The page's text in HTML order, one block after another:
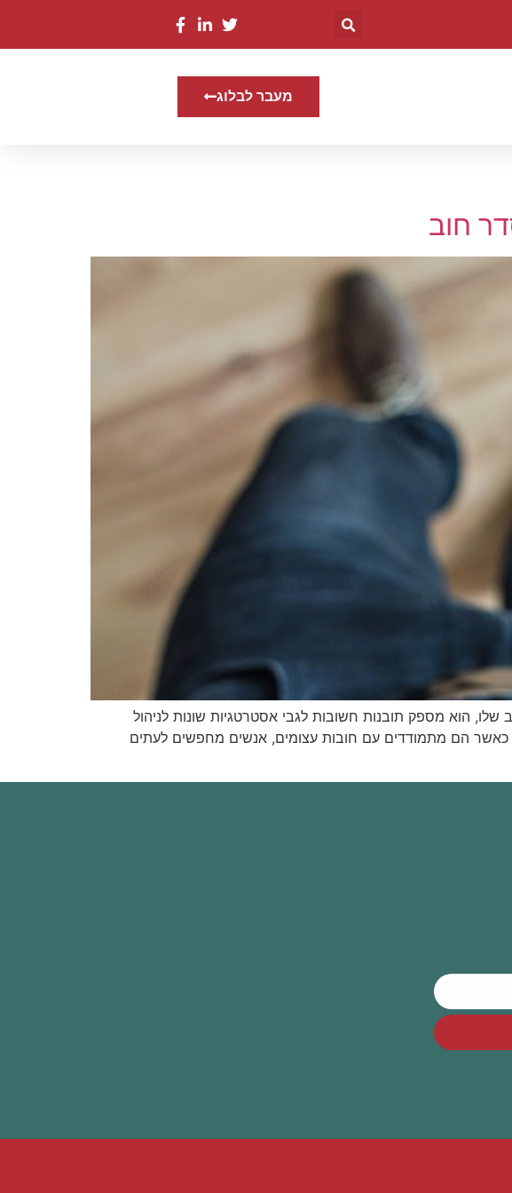
מעבר לבלוג
חוב
שלו, הוא מספק תובנות חשובות לגבי אסטרטגיות שונות לניהול
הם מתמודדים עם חובות עצומים, אנשים מחפשים לעתים